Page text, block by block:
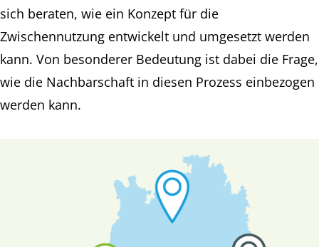
sich beraten, wie ein Konzept für die
Zwischennutzung entwickelt und umgesetzt werden
kann. Von besonderer Bedeutung ist dabei die Frage,
wie die Nachbarschaft in diesen Prozess einbezogen
werden kann.